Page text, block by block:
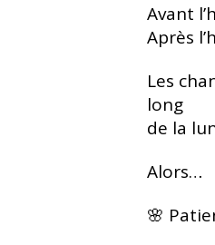
Avant
Après
Les
long
de la
Alors…
🌸